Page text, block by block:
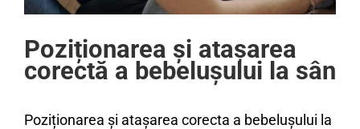
Poziționarea și atașarea
corectă a bebelușului la sân
Poziționarea și atașarea corecta a bebelușului la